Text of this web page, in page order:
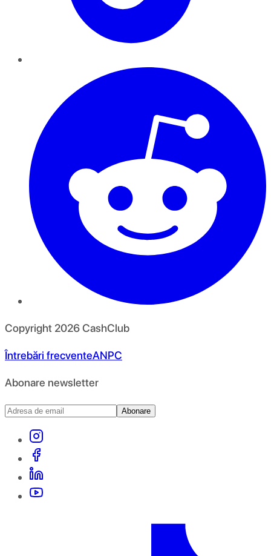
Copyright 2026CashClub
Întrebări frecventeANPC
Abonare newsletter
Abonare